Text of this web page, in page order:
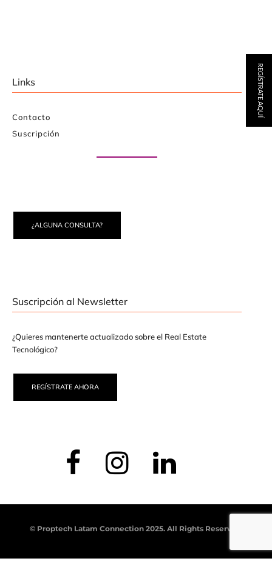
Links
Contacto
Suscripción
¿ALGUNA CONSULTA?
Suscripción al Newsletter
¿Quieres mantenerte actualizado sobre el Real Estate
Tecnológico?
REGÍSTRATE AHORA
© Proptech Latam Connection 2025. All Rights Reserved.
REGÍSTRATE AQUÍ